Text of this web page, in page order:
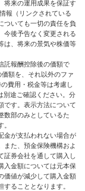
将来の運用成果を保証す
報（リンクされている
ついても一切の責任を負
今後予告なく変更される
は、将来の景気や株価等
託報酬控除後の価額で
額を、それ以外のファ
費用・税金等は考慮し
別途ご確認ください。分
です。表示方法について
数部のみとしているた
金が支払われない場合が
また、預金保険機構およ
証券会社を通して購入し
入金額については元本保
価値が減少して購入金額
ることとなります。